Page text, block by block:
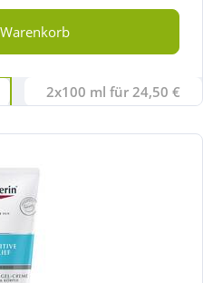
2x100 ml für 24,50 €